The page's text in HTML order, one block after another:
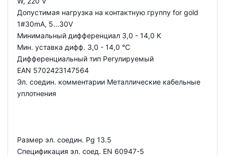
Допустимая нагрузка на контактную группу for gold
1#30mA, 5...30V
Минимальный дифференциал 3,0 - 14,0 K
Мин. уставка дифф. 3,0 - 14,0 °C
Дифференциальный тип Регулируемый
EAN 5702423147564
Эл. соедин. комментарии Металлические кабельные
уплотнения
Размер эл. соедин. Pg 13.5
Спецификация эл. соед. EN 60947-5